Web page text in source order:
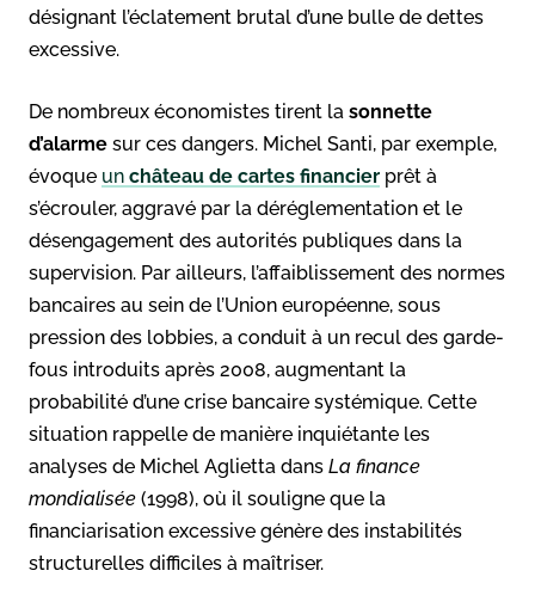
désignant l’éclatement brutal d’une bulle de dettes
excessive.
De nombreux économistes tirent la sonnette
d’alarme sur ces dangers. Michel Santi, par exemple,
évoque un château de cartes financier prêt à
s’écrouler, aggravé par la déréglementation et le
désengagement des autorités publiques dans la
supervision. Par ailleurs, l’affaiblissement des normes
bancaires au sein de l’Union européenne, sous
pression des lobbies, a conduit à un recul des garde-
fous introduits après 2008, augmentant la
probabilité d’une crise bancaire systémique. Cette
situation rappelle de manière inquiétante les
analyses de Michel Aglietta dans La finance
mondialisée (1998), où il souligne que la
financiarisation excessive génère des instabilités
structurelles difficiles à maîtriser.